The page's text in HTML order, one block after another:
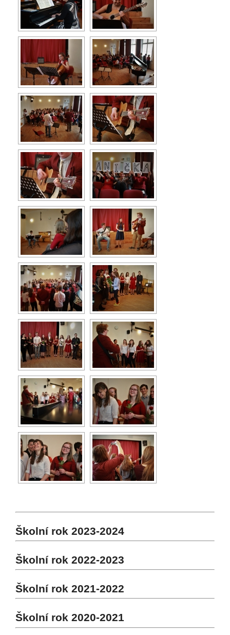
Školní rok 2023-2024
Školní rok 2022-2023
Školní rok 2021-2022
Školní rok 2020-2021